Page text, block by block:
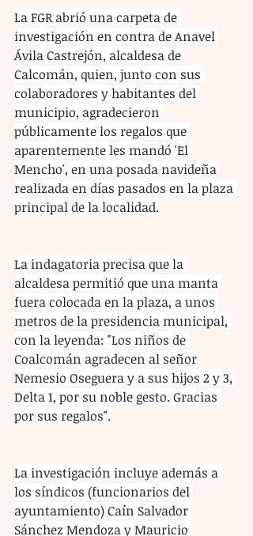
La FGR abrió una carpeta de
investigación en contra de Anavel
Ávila Castrejón, alcaldesa de
Calcomán, quien, junto con sus
colaboradores y habitantes del
municipio, agradecieron
públicamente los regalos que
aparentemente les mandó 'El
Mencho', en una posada navideña
realizada en días pasados en la plaza
principal de la localidad.
La indagatoria precisa que la
alcaldesa permitió que una manta
fuera colocada en la plaza, a unos
metros de la presidencia municipal,
con la leyenda: "Los niños de
Coalcomán agradecen al señor
Nemesio Oseguera y a sus hijos 2 y 3,
Delta 1, por su noble gesto. Gracias
por sus regalos".
La investigación incluye además a
los síndicos (funcionarios del
ayuntamiento) Caín Salvador
Sánchez Mendoza y Mauricio